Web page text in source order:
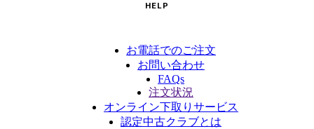
HELP
お電話でのご注文
お問い合わせ
FAQs
注文状況
オンライン下取りサービス
認定中古クラブとは